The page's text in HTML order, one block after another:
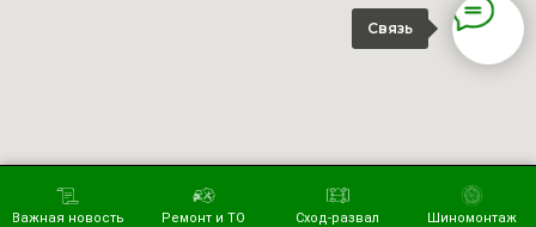
Важная новость Ремонт и ТО Сход-развал Шиномонтаж
Связь